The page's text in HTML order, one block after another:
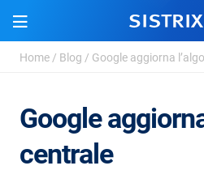
Home / Blog / Google aggiorna
Google
centrale